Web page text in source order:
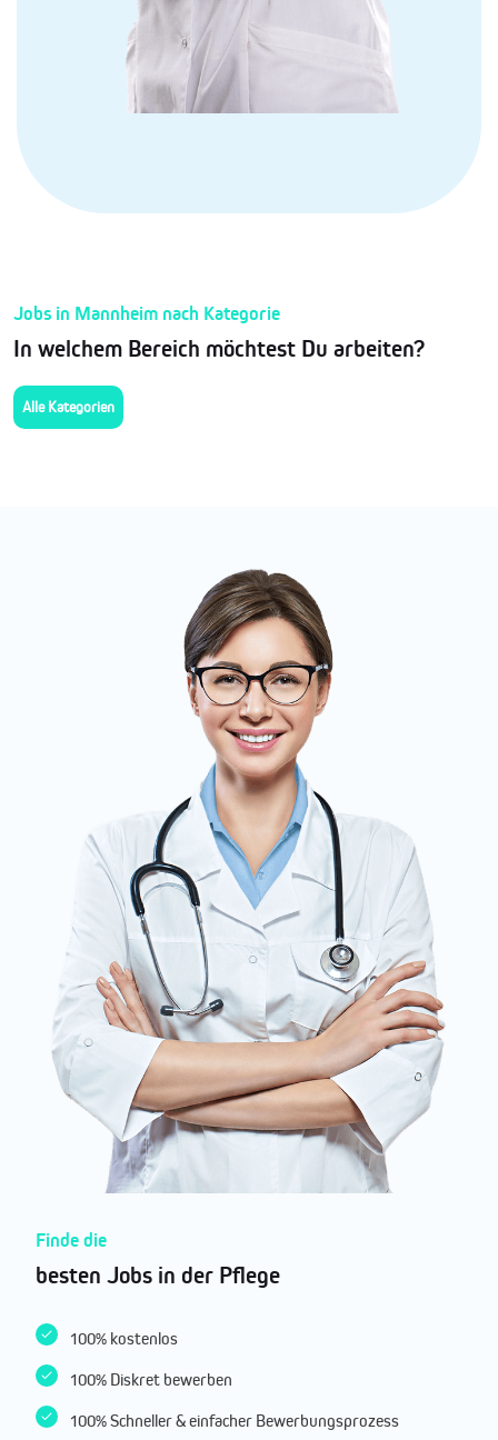
Jobs in Mannheim nach Kategorie
In welchem Bereich möchtest Du arbeiten?
Alle Kategorien
Finde die
besten Jobs in der Pflege
100% kostenlos
100% Diskret bewerben
100% Schneller & einfacher Bewerbungsprozess